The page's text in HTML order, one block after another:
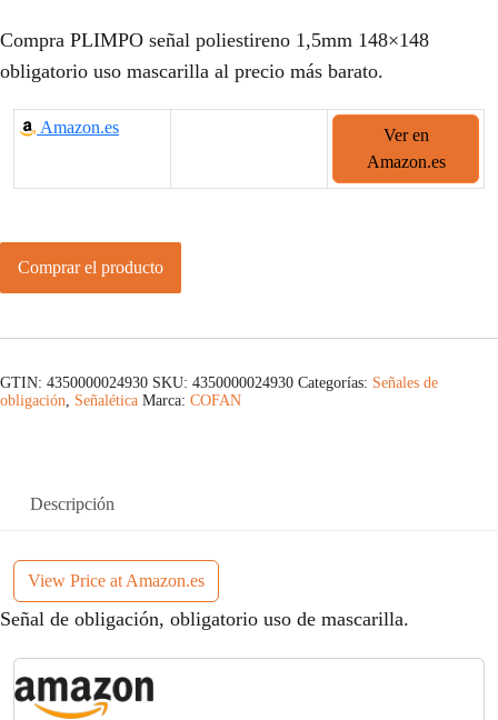
Compra PLIMPO señal poliestireno 1,5mm 148×148
obligatorio uso mascarilla al precio más barato.
Amazon.es
Ver en
Amazon.es
Comprar el producto
GTIN: 4350000024930 SKU: 4350000024930 Categorías: Señales de
obligación, Señalética Marca: COFAN
Descripción
View Price at Amazon.es
Señal de obligación, obligatorio uso de mascarilla.